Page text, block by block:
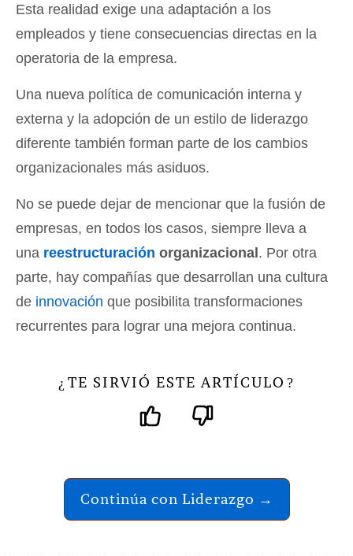
Esta realidad exige una adaptación a los
empleados y tiene consecuencias directas en la
operatoria de la empresa.
Una nueva política de comunicación interna y
externa y la adopción de un estilo de liderazgo
diferente también forman parte de los cambios
organizacionales más asiduos.
No se puede dejar de mencionar que la fusión de
empresas, en todos los casos, siempre lleva a
una reestructuración organizacional. Por otra
parte, hay compañías que desarrollan una cultura
de innovación que posibilita transformaciones
recurrentes para lograr una mejora continua.
¿ TE SIRVIÓ ESTE ARTÍCULO ?
Continúa con Liderazgo →